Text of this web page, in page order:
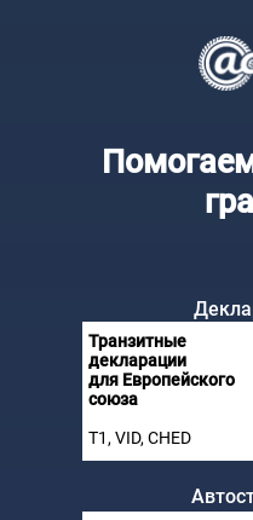
Транзитные
декларации
для Европейского
союза
Т1 , VID, CHED